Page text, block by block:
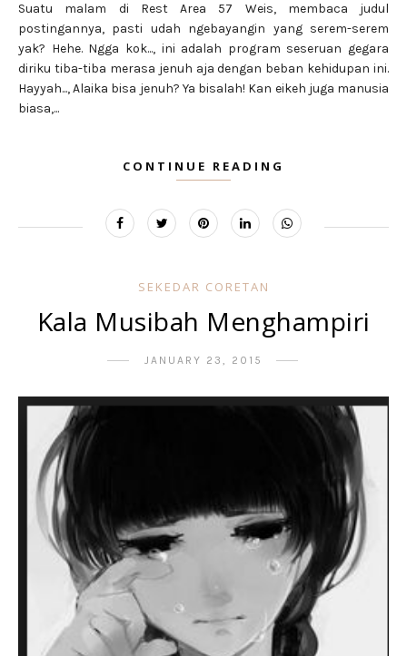
Suatu malam di Rest Area 57 Weis, membaca judul
postingannya, pasti udah ngebayangin yang serem-serem
yak? Hehe. Ngga kok..., ini adalah program seseruan gegara
diriku tiba-tiba merasa jenuh aja dengan beban kehidupan ini.
Hayyah..., Alaika bisa jenuh? Ya bisalah! Kan eikeh juga manusia
biasa,...
CONTINUE READING
SEKEDAR CORETAN
Kala Musibah Menghampiri
JANUARY 23, 2015